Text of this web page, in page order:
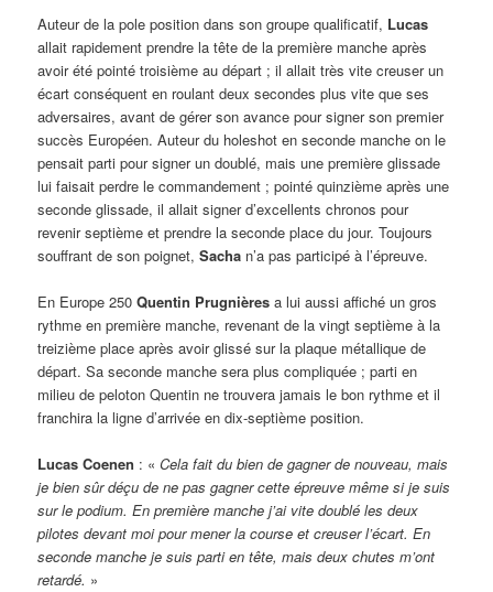
Auteur de la pole position dans son groupe qualificatif, Lucas
allait rapidement prendre la tête de la première manche après
avoir été pointé troisième au départ ; il allait très vite creuser un
écart conséquent en roulant deux secondes plus vite que ses
adversaires, avant de gérer son avance pour signer son premier
succès Européen. Auteur du holeshot en seconde manche on le
pensait parti pour signer un doublé, mais une première glissade
lui faisait perdre le commandement ; pointé quinzième après une
seconde glissade, il allait signer d’excellents chronos pour
revenir septième et prendre la seconde place du jour. Toujours
souffrant de son poignet,Sacha n’a pas participé à l’épreuve.
En Europe 250Quentin Prugnières a lui aussi affiché un gros
rythme en première manche, revenant de la vingt septième à la
treizième place après avoir glissé sur la plaque métallique de
départ. Sa seconde manche sera plus compliquée ; parti en
milieu de peloton Quentin ne trouvera jamais le bon rythme et il
franchira la ligne d’arrivée en dix-septième position.
Lucas Coenen : «Cela fait du bien de gagner de nouveau, mais
je bien sûr déçu de ne pas gagner cette épreuve même si je suis
sur le podium. En première manche j’ai vite doublé les deux
pilotes devant moi pour mener la course et creuser l’écart. En
seconde manche je suis parti en tête, mais deux chutes m’ont
retardé. »